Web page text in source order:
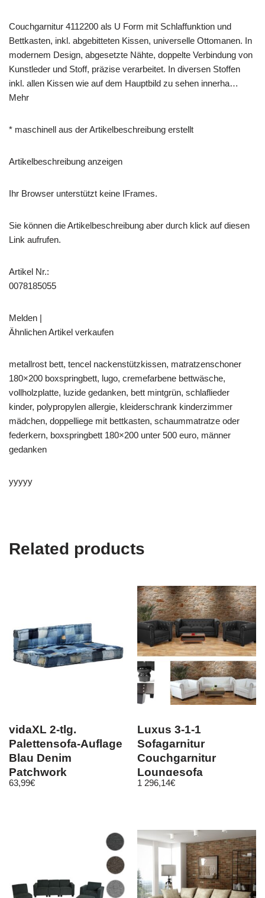
Couchgarnitur 4112200 als U Form mit Schlaffunktion und
Bettkasten, inkl. abgebitteten Kissen, universelle Ottomanen. In
modernem Design, abgesetzte Nähte, doppelte Verbindung von
Kunstleder und Stoff, präzise verarbeitet. In diversen Stoffen
inkl. allen Kissen wie auf dem Hauptbild zu sehen innerha…
Mehr
* maschinell aus der Artikelbeschreibung erstellt
Artikelbeschreibung anzeigen
Ihr Browser unterstützt keine IFrames.
Sie können die Artikelbeschreibung aber durch klick auf diesen
Link aufrufen.
Artikel Nr.:
0078185055
Melden |
Ähnlichen Artikel verkaufen
metallrost bett, tencel nackenstützkissen, matratzenschoner
180×200 boxspringbett, lugo, cremefarbene bettwäsche,
vollholzplatte, luzide gedanken, bett mintgrün, schlaflieder
kinder, polypropylen allergie, kleiderschrank kinderzimmer
mädchen, doppelliege mit bettkasten, schaummatratze oder
federkern, boxspringbett 180×200 unter 500 euro, männer
gedanken
yyyyy
Related products
vidaXL 2-tlg.
Palettensofa-Auflage
Blau Denim
Patchwork
63,99€
Luxus 3-1-1
Sofagarnitur
Couchgarnitur
Loungesofa
Chesterfield
1 296,14€